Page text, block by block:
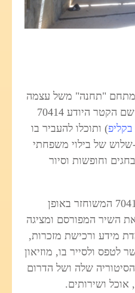
"תחנה" משל עצמה
ובמקרה שלה הוא קרוי על שם הקטר היודע 70414
בקליפ) ותוכלו להעביר בו
של בילוי משפחתי
וחופשות וסיור
במתחם עצמו ליד הקטר 70414 המשוחזר באופן
השיר המפורסם ומציגה
מידע ורכישת מזכרות,
לטפס ולסייר בו, מוזיאון
שלה ושל הדרום
אוכל ושירותים.